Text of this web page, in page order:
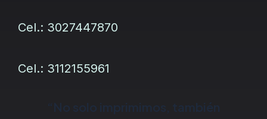
Cel.: 3027447870
Cel.: 3112155961
“No solo imprimimos, también